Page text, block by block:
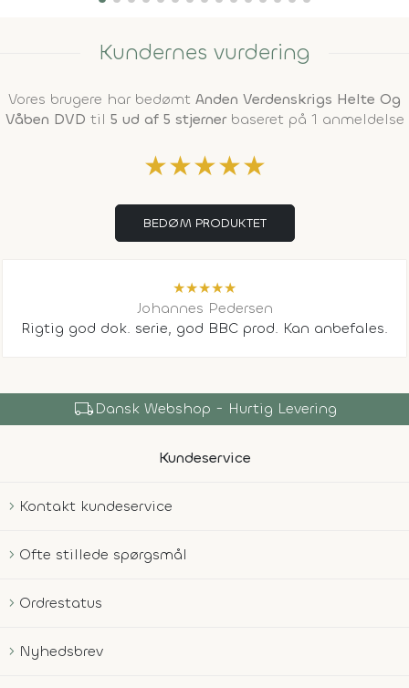
Kundernes vurdering
Vores brugere har bedømt Anden Verdenskrigs Helte Og
Våben DVD til 5 ud af 5 stjernerbaseret på 1 anmeldelse
★★★★★
BEDØM PRODUKTET
★★★★★
Johannes Pedersen
Rigtig god dok. serie, god BBC prod. Kan anbefales.
local_shippingDansk Webshop - Hurtig Levering
Kundeservice
Kontakt kundeservice
Ofte stillede spørgsmål
Ordrestatus
Nyhedsbrev